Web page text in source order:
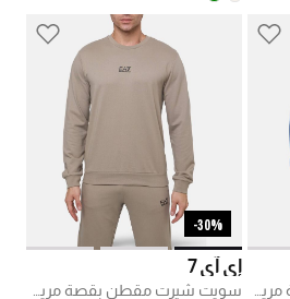
30%-
إي آي 7